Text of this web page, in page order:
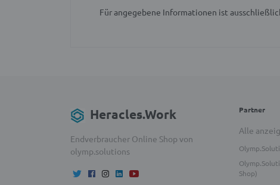
Für angegebene Informationen ist
Heracles.Work
Endverbraucher Online Shop von
olymp.solutions
Partner
Alle
Shop)